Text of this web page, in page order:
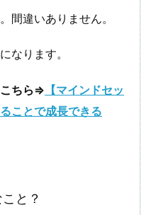
間違いありません。
なります。
こちら⇒ 【マインドセッ
ことで成長できる
と？